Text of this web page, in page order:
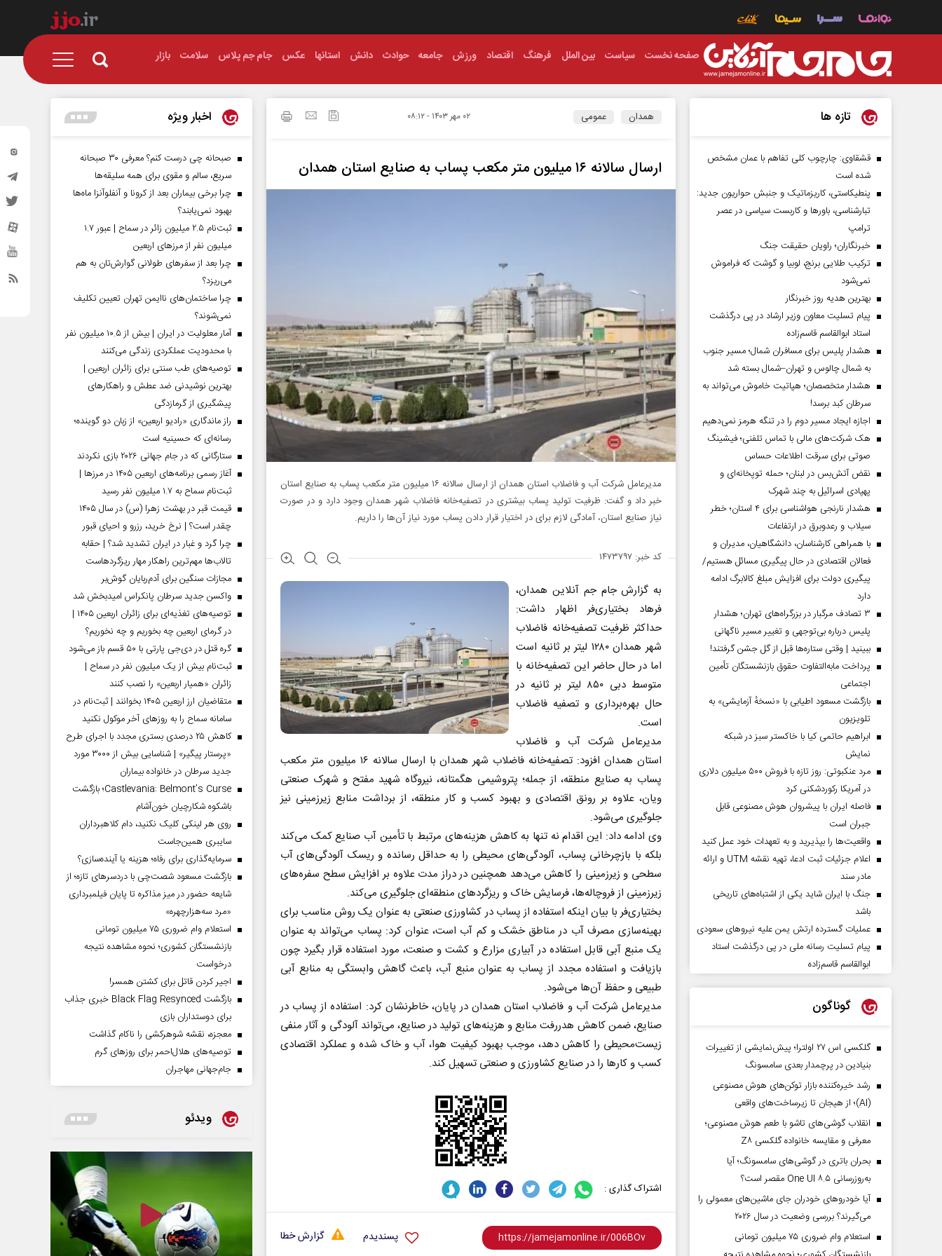
صفحه نخست سیاست بین الملل فرهنگ اقتصاد ورزش جامعه حوادث دانش استانها عکس جام جم پلاس سلامت بازار
همدان عمومی ۰۲ مهر ۱۴۰۳ - ۰۸:۱۲
ارسال سالانه ۱۶ میلیون متر مکعب پساب به صنایع استان همدان
مدیرعامل شرکت آب و فاضلاب استان همدان از ارسال سالانه ۱۶ میلیون متر مکعب پساب به صنایع استان
خبر داد و گفت: ظرفیت تولید پساب بیشتری در تصفیه‌خانه فاضلاب شهر همدان وجود دارد و در صورت
نیاز صنایع استان، آمادگی لازم برای در اختیار قرار دادن پساب مورد نیاز آن‌ها را داریم.
کد خبر: ۱۴۷۳۷۹۷
به گزارش جام جم آنلاین همدان،
فرهاد بختیاری‌فر اظهار داشت:
حداکثر ظرفیت تصفیه‌خانه فاضلاب
شهر همدان ۱۲۸۰ لیتر بر ثانیه است
اما در حال حاضر این تصفیه‌خانه با
متوسط دبی ۸۵۰ لیتر بر ثانیه در
حال بهره‌برداری و تصفیه فاضلاب
است.
مدیرعامل شرکت آب و فاضلاب
استان همدان افزود: تصفیه‌خانه فاضلاب شهر همدان با ارسال سالانه ۱۶ میلیون متر مکعب
پساب به صنایع منطقه، از جمله؛ پتروشیمی هگمتانه، نیروگاه شهید مفتح و شهرک صنعتی
ویان، علاوه بر رونق اقتصادی و بهبود کسب و کار منطقه، از برداشت منابع زیرزمینی نیز
جلوگیری می‌شود.
وی ادامه داد: این اقدام نه تنها به کاهش هزینه‌های مرتبط با تأمین آب صنایع کمک می‌کند
بلکه با بازچرخانی پساب، آلودگی‌های محیطی را به حداقل رسانده و ریسک آلودگی‌های آب
سطحی و زیرزمینی را کاهش می‌دهد همچنین در دراز مدت علاوه بر افزایش سطح سفره‌های
زیرزمینی از فروچاله‌ها، فرسایش خاک و ریزگردهای منطقه‌ای جلوگیری می‌کند.
بختیاری‌فر با بیان اینکه استفاده از پساب در کشاورزی صنعتی به عنوان یک روش مناسب برای
بهینه‌سازی مصرف آب در مناطق خشک و کم آب است، عنوان کرد: پساب می‌تواند به عنوان
یک منبع آبی قابل استفاده در آبیاری مزارع و کشت و صنعت، مورد استفاده قرار بگیرد چون
بازیافت و استفاده مجدد از پساب به عنوان منبع آب، باعث گاهش وابستگی به منابع آبی
طبیعی و حفظ آن‌ها می‌شود.
مدیرعامل شرکت آب و فاضلاب استان همدان در پایان، خاطرنشان کرد: استفاده از پساب در
صنایع، ضمن کاهش هدررفت منابع و هزینه‌های تولید در صنایع، می‌تواند آلودگی و آثار منفی
زیست‌محیطی را کاهش دهد، موجب بهبود کیفیت هوا، آب و خاک شده و عملکرد اقتصادی
کسب و کارها را در صنایع کشاورزی و صنعتی تسهیل کند.
اشتراک گذاری :
گزارش خطا پسندیدم
تازه ها
قشقاوی: چارچوب کلی تفاهم با عمان مشخص
شده است
پنطیکاستی، کاریزماتیک و جنبش حواریون جدید:
تبارشناسی، باور‌ها و کاربست سیاسی در عصر
ترامپ
خبرنگاران؛ راویان حقیقت جنگ
ترکیب طلایی برنج، لوبیا و گوشت که فراموش
نمی‌شود
بهترین هدیه روز خبرنگار
پیام تسلیت معاون وزیر ارشاد در پی درگذشت
استاد ابوالقاسم قاسم‌زاده
هشدار پلیس برای مسافران شمال؛ مسیر جنوب
به شمال چالوس و تهران–شمال بسته شد
هشدار متخصصان؛ هپاتیت خاموش می‌تواند به
سرطان کبد برسد!
اجازه ایجاد مسیر دوم را در تنگه هرمز نمی‌دهیم
هک شرکت‌های مالی با تماس تلفنی؛ فیشینگ
صوتی برای سرقت اطلاعات حساس
نقض آتش‌بس در لبنان؛ حمله توپخانه‌ای و
پهپادی اسرائیل به چند شهرک
هشدار نارنجی هواشناسی برای ۴ استان؛ خطر
سیلاب و رعدوبرق در ارتفاعات
با همراهی کارشناسان، دانشگاهیان، مدیران و
فعالان اقتصادی در حال پیگیری مسائل هستیم/
پیگیری دولت برای افزایش مبلغ کالابرگ ادامه
دارد
۳ تصادف مرگبار در بزرگراه‌های تهران؛ هشدار
پلیس درباره بی‌توجهی و تغییر مسیر ناگهانی
ببینید | وقتی ستاره‌ها قبل از گل جشن گرفتند!
پرداخت مابه‌التفاوت حقوق بازنشستگان تأمین
اجتماعی
بازگشت مسعود اطیابی با «نسخهٔ آزمایشی» به
تلویزیون
ابراهیم حاتمی کیا با خاکستر سبز در شبکه
نمایش
مرد عنکبوتی: روز تازه با فروش ۵۰۰ میلیون دلاری
در آمریکا رکوردشکنی کرد
فاصله ایران با پیشرو‌ان هوش مصنوعی قابل
جبران است
واقعیت‌ها را بپذیرید و به تعهدات خود عمل کنید
اعلام جزئیات ثبت ادعا، تهیه نقشه UTM و ارائه
مادر سند
جنگ با ایران شاید یکی از اشتباه‌های تاریخی
باشد
عملیات گسترده ارتش یمن علیه نیروهای سعودی
پیام تسلیت رسانه ملی در پی درگذشت استاد
ابوالقاسم قاسم‌زاده
گوناگون
گلکسی اس ۲۷ اولترا؛ پیش‌نمایشی از تغییرات
بنیادین در پرچمدار بعدی سامسونگ
رشد خیره‌کننده بازار توکن‌های هوش مصنوعی
(AI)؛ از هیجان تا زیرساخت‌های واقعی
انقلاب گوشی‌های تاشو‌ با طعم هوش مصنوعی؛
معرفی و مقایسه خانواده گلکسی Z۸
بحران باتری در گوشی‌های سامسونگ؛ آیا
به‌روزرسانی One UI ۸.۵ مقصر است؟
آیا خودروهای خودران جای ماشین‌های معمولی را
می‌گیرند؟ بررسی وضعیت در سال ۲۰۲۶
استعلام وام ضروری ۷۵ میلیون تومانی
اخبار ویژه
صبحانه چی درست کنم؟ معرفی ۳۰ صبحانه
سریع، سالم و مقوی برای همه سلیقه‌ها
چرا برخی بیماران بعد از کرونا و آنفلوآنزا ماه‌ها
بهبود نمی‌یابند؟
ثبت‌نام ۲.۵ میلیون زائر در سماح | عبور ۱.۷
میلیون نفر از مرز‌های اربعین
چرا بعد از سفرهای طولانی گوارش‌تان به هم
می‌ریزد؟
چرا ساختمان‌های ناایمن تهران تعیین تکلیف
نمی‌شوند؟
آمار معلولیت در ایران | بیش از ۱۰.۵ میلیون نفر
با محدودیت عملکردی زندگی می‌کنند
توصیه‌های طب سنتی برای زائران اربعین |
بهترین نوشیدنی ضد عطش و راهکارهای
پیشگیری از گرمازدگی
راز ماندگاری «رادیو اربعین» از زبان دو گوینده؛
رسانه‌ای که حسینیه است
ستارگانی که در جام جهانی ۲۰۲۶ بازی نکردند
آغاز رسمی برنامه‌های اربعین ۱۴۰۵ در مرز‌ها |
ثبت‌نام سماح به ۱.۷ میلیون نفر رسید
قیمت قبر در بهشت زهرا (س) در سال ۱۴۰۵
چقدر است؟ | نرخ خرید، رزرو و احیای قبور
چرا گرد و غبار در ایران تشدید شد؟ | حقابه
تالاب‌ها مهم‌ترین راهکار مهار ریزگردهاست
مجازات سنگین برای آدم‌ربایان گوش‌بر
واکسن جدید سرطان پانکراس امیدبخش شد
توصیه‌های تغذیه‌ای برای زائران اربعین ۱۴۰۵ |
در گرمای اربعین چه بخوریم و چه نخوریم؟
گره قتل در دی‌جی پارتی با ۵۰ قسم باز می‌شود
ثبت‌نام بیش از یک میلیون نفر در سماح |
زائران «همیار اربعین» را نصب کنند
متقاضیان ارز اربعین ۱۴۰۵ بخوانند | ثبت‌نام در
سامانه سماح را به روز‌های آخر موکول نکنید
کاهش ۲۵ درصدی بستری مجدد با اجرای طرح
«پرستار پیگیر» | شناسایی بیش از ۳۰۰۰ مورد
جدید سرطان در خانواده بیماران
Castlevania: Belmont’s Curse؛ بازگشت
باشکوه شکارچیان خون‌آشام
روی هر لینکی کلیک نکنید، دام کلاهبرداران
سایبری همین‌جاست
سرمایه‌گذاری برای رفاه؛ هزینه یا آینده‌سازی؟
بازگشت مسعود شصت‌چی با دردسر‌های تازه؛ از
شایعه حضور در میز مذاکره تا پایان فیلمبرداری
«مرد سه‌هزارچهره»
استعلام وام ضروری ۷۵ میلیون تومانی
بازنشستگان کشوری؛ نحوه مشاهده نتیجه
درخواست
اجیر کردن قاتل برای کشتن همسر!
بازگشت Black Flag Resynced خبری جذاب
برای دوستداران بازی
معجزه، نقشه شوهرکشی را ناکام گذاشت
توصیه‌های هلال‌احمر برای روز‌های گرم
جام‌جهانی مهاجران
ویدئو